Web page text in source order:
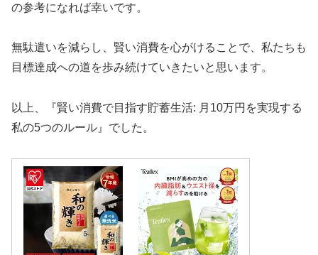
の参考になれば幸いです。
無駄遣いを減らし、賢い消費を心がけることで、私たちも
目標達成への道を歩み続けていきたいと思います。
以上、『賢い消費で目指す貯蓄生活: 月10万円を実現する
私の5つのルール』でした。